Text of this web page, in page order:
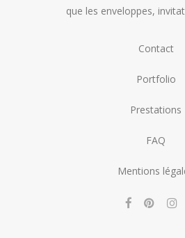
que les enveloppes,
Contact
Portfolio
Prestations
FAQ
Mentions